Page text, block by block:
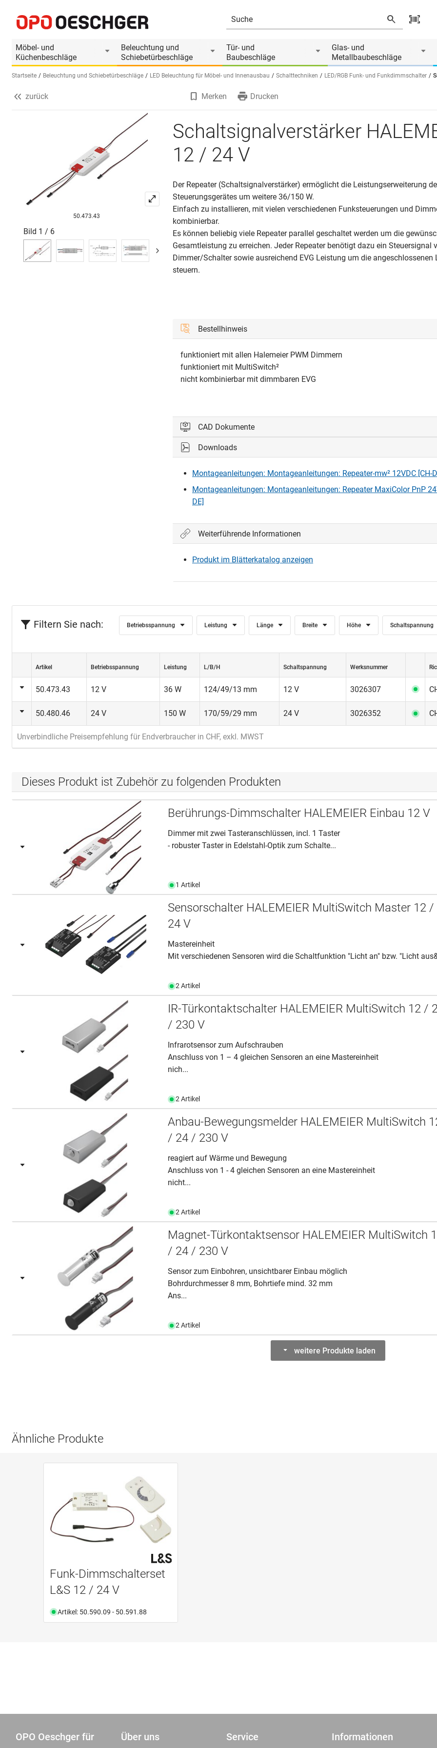
Möbel- und
Küchenbeschläge
Beleuchtung und
Schiebetürbeschläge
Tür- und
Baubeschläge
Glas- und
Metallbaubeschläge
Sprache wählen (DE)
Startseite Beleuchtung und Schiebetürbeschläge LED Beleuchtung für Möbel- und Innenausbau Schalttechniken LED/RGB Funk- und Funkdimmschalter
Produktinformationen
Produkt ist Zubehör von
zurück Merken Drucken
50.473.43
Bild 1 / 6
Schaltsignalverstärker
12 / 24 V
Der Repeater (Schaltsignalverstärker) ermöglicht die Leistungserweiterung
Steuerungsgerätes um weitere 36/150 W.
Einfach zu installieren, mit vielen verschiedenen Funksteuerungen und
kombinierbar.
Es können beliebig viele Repeater parallel geschaltet werden um die
Gesamtleistung zu erreichen. Jeder Repeater benötigt dazu ein Steuersignal
Dimmer/Schalter sowie ausreichend EVG Leistung um die angeschlossenen
steuern.
Bestellhinweis
funktioniert mit allen Halemeier PWM Dimmern
funktioniert mit MultiSwitch²
nicht kombinierbar mit dimmbaren EVG
CAD Dokumente
Bitte einloggen, um die CAD‑Dateien anzeigen und herunterladen zu
Einloggen
Downloads
Montageanleitungen: Montageanleitungen: Repeater-mw² 12VDC [CH-
Montageanleitungen: Montageanleitungen: Repeater MaxiColor PnP
DE]
Weiterführende Informationen
Produkt im Blätterkatalog anzeigen
Filtern Sie nach: Betriebsspannung Leistung Länge Breite Höhe Schaltspannung
Artikel Betriebsspannung Leistung L/B/H Schaltspannung Werksnummer
50.473.43 12 V 36 W 124/49/13 mm 12 V 3026307
50.480.46 24 V 150 W 170/59/29 mm 24 V 3026352
Unverbindliche Preisempfehlung für Endverbraucher in CHF, exkl. MWST
Dieses Produkt ist Zubehör zu folgenden Produkten
Berührungs-Dimmschalter HALEMEIER Einbau 12 V
Dimmer mit zwei Tasteranschlüssen, incl. 1 Taster
- robuster Taster in Edelstahl-Optik zum Schalte...
1 Artikel
Sensorschalter HALEMEIER MultiSwitch Master 12 /
24 V
Mastereinheit
Mit verschiedenen Sensoren wird die Schaltfunktion "Licht an" bzw. "Licht
2 Artikel
IR-Türkontaktschalter HALEMEIER MultiSwitch 12 /
/ 230 V
Infrarotsensor zum Aufschrauben
Anschluss von 1 – 4 gleichen Sensoren an eine Mastereinheit
nich...
2 Artikel
Anbau-Bewegungsmelder HALEMEIER MultiSwitch
/ 24 / 230 V
reagiert auf Wärme und Bewegung
Anschluss von 1 - 4 gleichen Sensoren an eine Mastereinheit
nicht...
2 Artikel
Magnet-Türkontaktsensor HALEMEIER MultiSwitch
/ 24 / 230 V
Sensor zum Einbohren, unsichtbarer Einbau möglich
Bohrdurchmesser 8 mm, Bohrtiefe mind. 32 mm
Ans...
2 Artikel
weitere Produkte laden
Ähnliche Produkte
Funk-Dimmschalterset
L&S 12 / 24 V
Artikel: 50.590.09 - 50.591.88
OPO Oeschger für Über uns Service Informationen